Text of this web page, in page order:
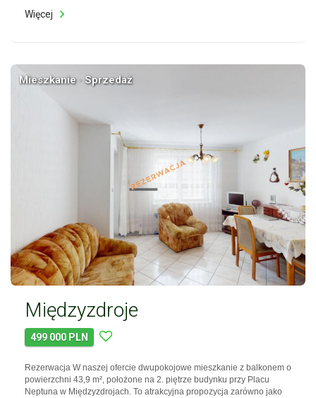
Więcej
Mieszkanie · Sprzedaż
Międzyzdroje
499 000 PLN
Rezerwacja W naszej ofercie dwupokojowe mieszkanie z balkonem o
powierzchni 43,9 m², położone na 2. piętrze budynku przy Placu
Neptuna w Międzyzdrojach. To atrakcyjna propozycja zarówno jako